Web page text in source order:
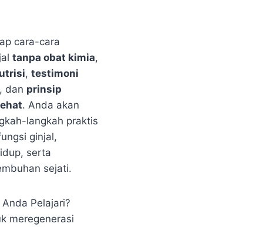
cara-cara
tanpa obat kimia,
, testimoni
, dan prinsip
. Anda akan
langkah praktis
ginjal,
serta
sejati.
Pelajari?
meregenerasi